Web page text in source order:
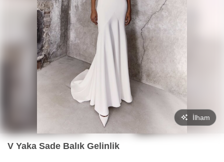
İlham
V Yaka Sade Balık Gelinlik